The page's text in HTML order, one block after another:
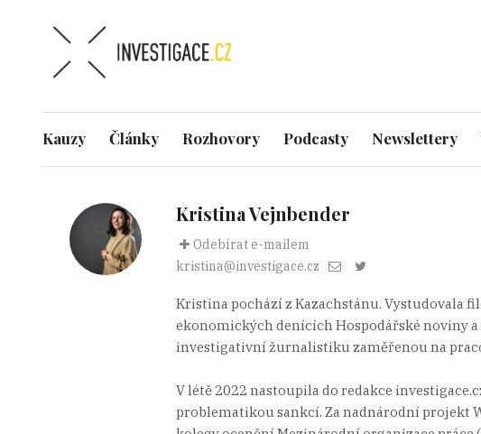
Kauzy Články Rozhovory Podcasty Newslettery
Kristina Vejnbender
Odebírat e-mailem
kristina@investigace.cz
Kristina pochází z Kazachstánu. Vystudovala
ekonomických denících Hospodářské noviny a
investigativní žurnalistiku zaměřenou na
V létě 2022 nastoupila do redakce
problematikou sankcí. Za nadnárodní projekt